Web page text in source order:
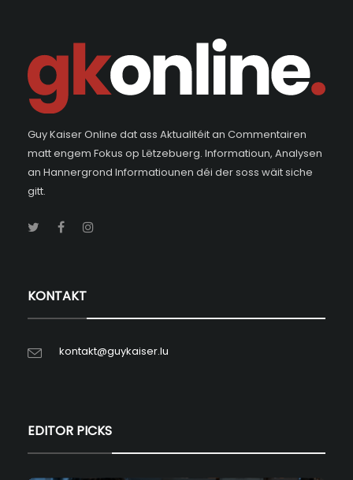
Guy Kaiser Online dat ass Aktualitéit an Commentairen
matt engem Fokus op Lëtzebuerg. Informatioun, Analysen
an Hannergrond Informatiounen déi der soss wäit siche
gitt.
KONTAKT
kontakt@guykaiser.lu
EDITOR PICKS